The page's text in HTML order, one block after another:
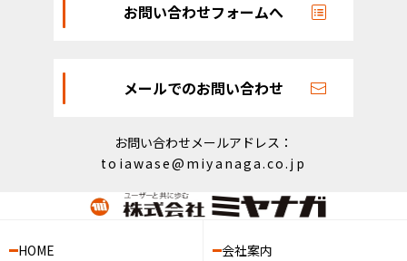
お問い合わせフォームへ
メールでのお問い合わせ
お問い合わせメールアドレス：
toiawase@miyanaga.co.jp
HOME 会社案内